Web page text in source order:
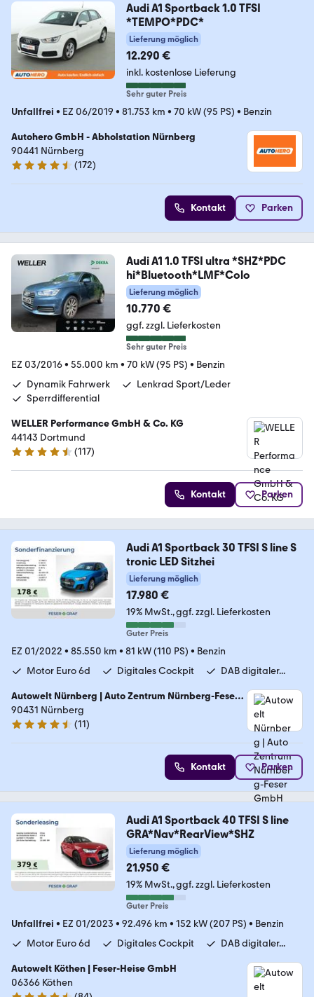
Audi A1 Sportback 1.0 TFSI
*TEMPO*PDC*
Lieferung möglich
12.290 €
inkl. kostenlose Lieferung
Sehr guter Preis
Unfallfrei • EZ 06/2019 • 81.753 km • 70 kW (95 PS) • Benzin
Autohero GmbH - Abholstation Nürnberg
90441 Nürnberg
4.5 Sterne
(172)
Kontakt Parken
Audi A1 1.0 TFSI ultra *SHZ*PDC
hi*Bluetooth*LMF*Colo
Lieferung möglich
10.770 €
ggf. zzgl. Lieferkosten
Sehr guter Preis
EZ 03/2016• 55.000 km • 70 kW (95 PS) • Benzin
Dynamik Fahrwerk
Lenkrad Sport/Leder
Sperrdifferential
WELLER Performance GmbH & Co. KG
44143 Dortmund
4.6 Sterne
(117)
Kontakt Parken
Audi A1 Sportback 30 TFSI S line S
tronic LED Sitzhei
Lieferung möglich
17.980 €
19% MwSt. ggf. zzgl. Lieferkosten
Guter Preis
EZ 01/2022 • 85.550 km • 81 kW (110 PS) • Benzin
Motor Euro 6d
Digitales Cockpit DAB digitaler...
Autowelt Nürnberg | Auto Zentrum Nürnberg-Feser
GmbH
90431 Nürnberg
4.7 Sterne
(11)
Kontakt Parken
Audi A1 Sportback 40 TFSI S line
GRA*Nav*RearView*SHZ
Lieferung möglich
21.950 €
19% MwSt. ggf. zzgl. Lieferkosten
Guter Preis
Unfallfrei • EZ 01/2023 • 92.496 km • 152 kW (207 PS) • Benzin
Motor Euro 6d
Digitales Cockpit DAB digitaler...
Autowelt Köthen | Feser-Heise GmbH
06366 Köthen